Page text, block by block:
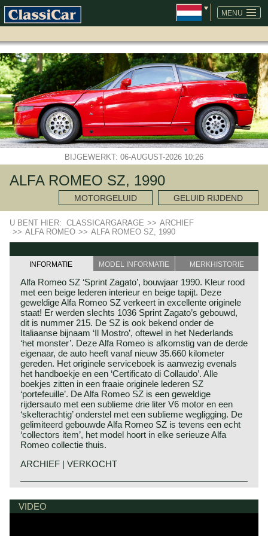
MENU
NAVIGATIE
OVERSLAAN
BIJGEWERKT: 06-AUGUST-2026 10:26
ALFA ROMEO SZ, 1990
MOTORGELUID GELUID RIJDEND
U BENT HIER: CLASSICARGARAGE >> ARCHIEF
>> ALFA ROMEO >> ALFA ROMEO SZ, 1990
INFORMATIE MODEL INFORMATIE MERKHISTORIE
Alfa Romeo SZ ‘Sprint Zagato’, bouwjaar 1990. Kleur rood
met een beige lederen interieur en beige tapijt. Deze
geweldige Alfa Romeo SZ verkeert in excellente originele
staat! Er werden slechts 1036 Sprint Zagato’s gebouwd,
dit is nummer 215. De SZ is ook bekend onder de
Italiaanse bijnaam ‘Il Mostro’, oftewel in het Nederlands
‘het monster’. Deze Alfa Romeo is afkomstig van de derde
eigenaar, de auto heeft vanaf nieuw 35.660 kilometer
gereden. Het originele serviceboek is aanwezig evenals
het handboekje en een ‘Certificato di Collaudo’. Alle
boekjes zitten in een fraaie originele lederen SZ
‘portefeuille’. De Alfa Romeo SZ is een geweldige
rijdersauto met een sublieme drie liter V6 motor en een
‘skelterachtig’ onderstel met een sublieme wegligging. De
gelimiteerd gebouwde Alfa Romeo SZ is tevens een echt
‘collectors item’, het model hoort in elke serieuze Alfa
Romeo collectie thuis.
ARCHIEF | VERKOCHT
In 1989 presenteerde Alfa Romeo in Genève een zeer
vormgegeven door Zagato. Besloten werd het concept in
Alfa Romeo historie
Alfa Romeo behoort tot de allergrootste namen in de
automobiel historie. "Alfa" (Sociètà Anonima Lombardo
VIDEO